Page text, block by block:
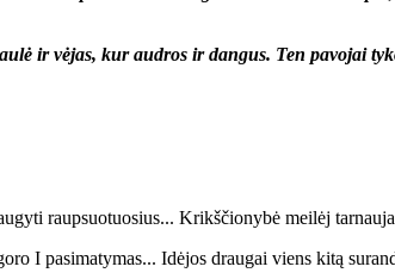
ir vėjas, kur audros ir dangus. Ten pavojai
raupsuotuosius... Krikščionybė meilėj
I pasimatymas... Idėjos draugai viens kitą